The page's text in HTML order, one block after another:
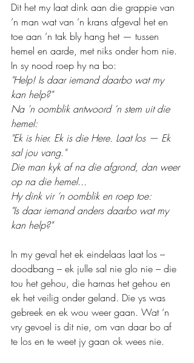
Dit het my laat dink aan die grappie van
’n man wat van ’n krans afgeval het en
toe aan ’n tak bly hang het — tussen
hemel en aarde, met niks onder hom nie.
In sy nood roep hy na bo:
"Help! Is daar iemand daarbo wat my
kan help?"
Na ’n oomblik antwoord ’n stem uit die
hemel:
"Ek is hier. Ek is die Here. Laat los — Ek
sal jou vang."
Die man kyk af na die afgrond, dan weer
op na die hemel...
Hy dink vir ’n oomblik en roep toe:
"Is daar iemand anders daarbo wat my
kan help?"
In my geval het ek eindelaas laat los –
doodbang – ek julle sal nie glo nie – die
tou het gehou, die harnas het gehou en
ek het veilig onder geland. Die ys was
gebreek en ek wou weer gaan. Wat ‘n
vry gevoel is dit nie, om van daar bo af
te los en te weet jy gaan ok wees nie.